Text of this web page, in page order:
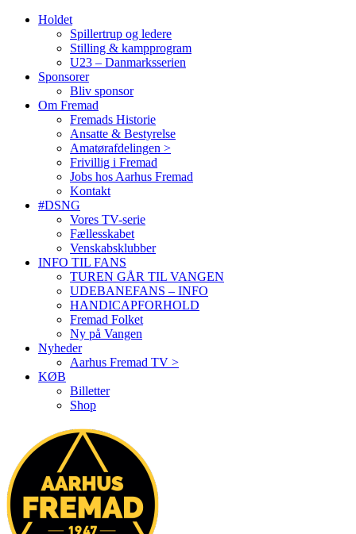
Holdet
Spillertrup og ledere
Stilling & kampprogram
U23 – Danmarksserien
Sponsorer
Bliv sponsor
Om Fremad
Fremads Historie
Ansatte & Bestyrelse
Amatørafdelingen >
Frivillig i Fremad
Jobs hos Aarhus Fremad
Kontakt
#DSNG
Vores TV-serie
Fællesskabet
Venskabsklubber
INFO TIL FANS
TUREN GÅR TIL VANGEN
UDEBANEFANS – INFO
HANDICAPFORHOLD
Fremad Folket
Ny på Vangen
Nyheder
Aarhus Fremad TV >
KØB
Billetter
Shop